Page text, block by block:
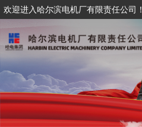
欢迎进入哈尔滨电机厂有限责任公司！